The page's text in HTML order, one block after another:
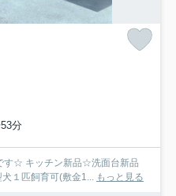
分
す☆ キッチン新品☆洗面台新品
１匹飼育可(敷金1... もっと見る